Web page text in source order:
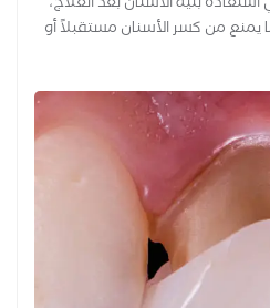
يمنع من كسر الأسنان مستقبلاً أو